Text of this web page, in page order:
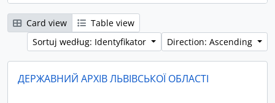
Card view
Table view
Sortuj według: Identyfikator
Direction: Ascending
ДЕРЖАВНИЙ АРХІВ ЛЬВІВСЬКОЇ ОБЛАСТІ